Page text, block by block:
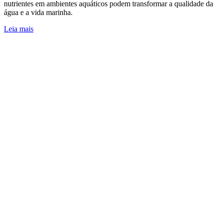
nutrientes em ambientes aquáticos podem transformar a qualidade da
água e a vida marinha.
Leia mais